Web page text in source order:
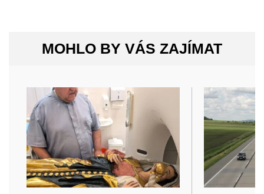
MOHLO BY VÁS ZAJÍMAT